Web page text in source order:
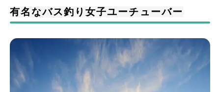
有名なバス釣り女子ユーチューバー